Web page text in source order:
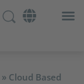
» Cloud Based